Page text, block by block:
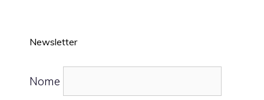
Newsletter
Nome